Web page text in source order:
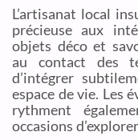
L’artisanat local
précieuse aux
objets déco et
au contact des
d’intégrer
espace de vie. Les
rythment
occasions